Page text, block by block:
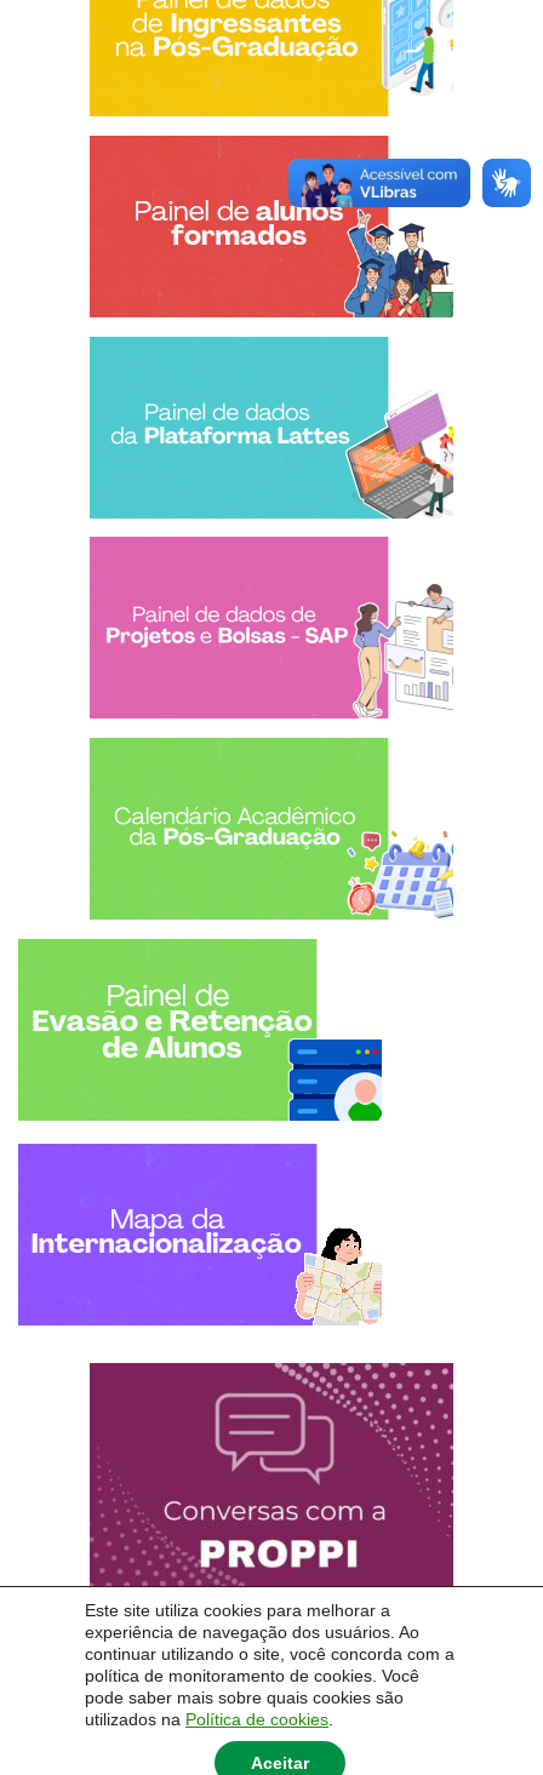
Este site utiliza cookies para melhorar a
experiência de navegação dos usuários. Ao
continuar utilizando o site, você concorda com a
política de monitoramento de cookies. Você
pode saber mais sobre quais cookies são
utilizados na Política de cookies
Aceitar